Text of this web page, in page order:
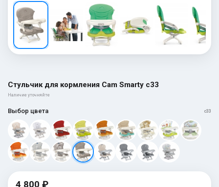
Стульчик для кормления Cam Smarty c33
Наличие уточняйте
Выбор цвета c33
4 800 ₽